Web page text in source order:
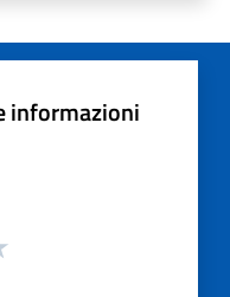
informazioni